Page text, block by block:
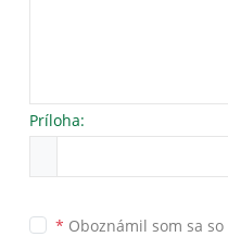
Príloha:
* Oboznámil som sa so